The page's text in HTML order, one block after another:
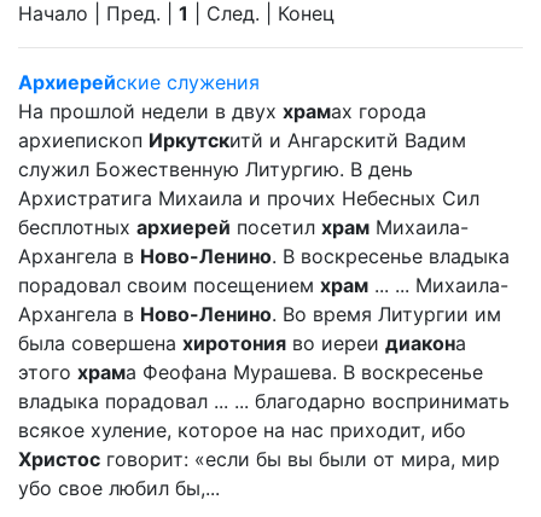
Начало | Пред. | 1 | След. | Конец
Архиерейские служения
На прошлой недели в двух храмах города
архиепископ Иркутскитй и Ангарскитй Вадим
служил Божественную Литургию. В день
Архистратига Михаила и прочих Небесных Сил
бесплотных архиерей посетил храм Михаила-
Архангела в Ново-Ленино. В воскресенье владыка
порадовал своим посещением храм ... ... Михаила-
Архангела в Ново-Ленино. Во время Литургии им
была совершена хиротония во иереи диакона
этого храма Феофана Мурашева. В воскресенье
владыка порадовал ... ... благодарно воспринимать
всякое хуление, которое на нас приходит, ибо
Христос говорит: «если бы вы были от мира, мир
убо свое любил бы,...